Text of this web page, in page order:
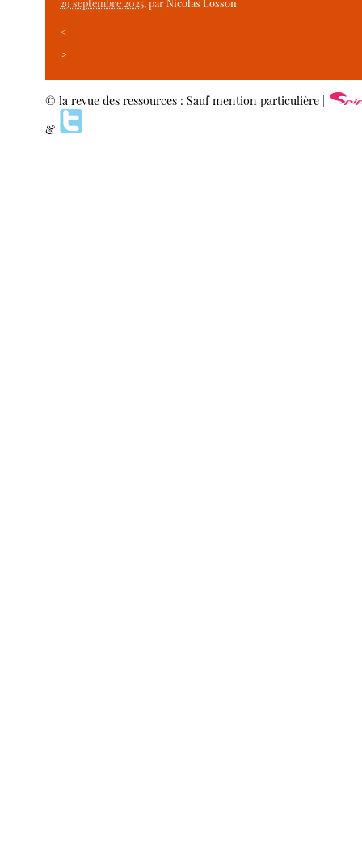
29 septembre 2025, par Nicolas Losson
<
>
© la revue des ressources : Sauf mention particulière |
&